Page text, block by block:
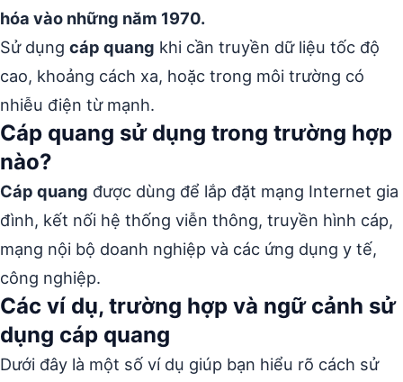
hóa vào những năm 1970.
Sử dụng cáp quang khi cần truyền dữ liệu tốc độ
cao, khoảng cách xa, hoặc trong môi trường có
nhiễu điện từ mạnh.
Cáp quang sử dụng trong trường hợp
nào?
Cáp quang được dùng để lắp đặt mạng Internet gia
đình, kết nối hệ thống viễn thông, truyền hình cáp,
mạng nội bộ doanh nghiệp và các ứng dụng y tế,
công nghiệp.
Các ví dụ, trường hợp và ngữ cảnh sử
dụng cáp quang
Dưới đây là một số ví dụ giúp bạn hiểu rõ cách sử